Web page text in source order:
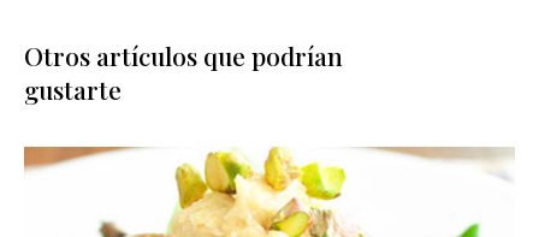
Otros artículos que podrían
gustarte